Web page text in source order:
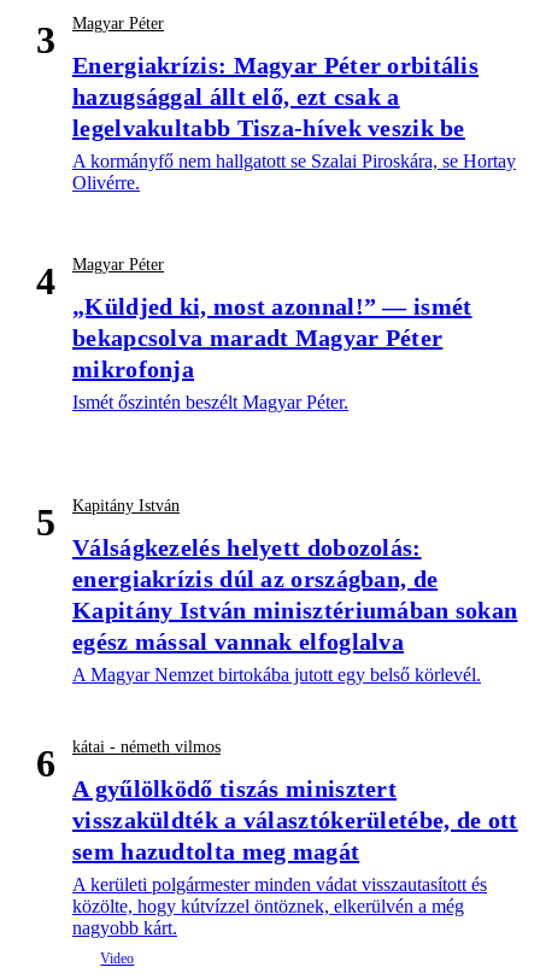
3 Magyar Péter
Energiakrízis: Magyar Péter orbitális
hazugsággal állt elő, ezt csak a
legelvakultabb Tisza-hívek veszik be
A kormányfő nem hallgatott se Szalai Piroskára, se Hortay
Olivérre.
4 Magyar Péter
„Küldjed ki, most azonnal!” — ismét
bekapcsolva maradt Magyar Péter
mikrofonja
Ismét őszintén beszélt Magyar Péter.
5 Kapitány István
Válságkezelés helyett dobozolás:
energiakrízis dúl az országban, de
Kapitány István minisztériumában sokan
egész mással vannak elfoglalva
A Magyar Nemzet birtokába jutott egy belső körlevél.
6 kátai - németh vilmos
A gyűlölködő tiszás minisztert
visszaküldték a választókerületébe, de ott
sem hazudtolta meg magát
A kerületi polgármester minden vádat visszautasított és
közölte, hogy kútvízzel öntöznek, elkerülvén a még
nagyobb kárt.